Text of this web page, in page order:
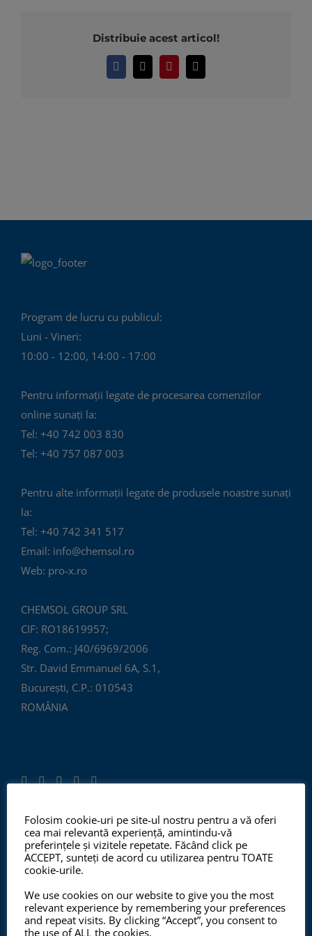
Distribuie acest articol!
Facebook
X Pinterest
E-
mail:
Program de lucru cu publicul:
Luni - Vineri:
10:00 - 12:00, 14:00 - 17:00
Pentru informații legate de procesarea comenzilor
online sunați la:
Tel: +40 742 003 830
Tel: +40 757 087 003
Pentru alte informații legate de produsele noastre sunați
la:
Tel: +40 742 341 517
Email: info@chemsol.ro
Web: pro-x.ro
CHEMSOL GROUP SRL
CIF: RO18619957;
Reg. Com.: J40/6969/2006
Str. David Emmanuel 6A, S.1,
București, C.P.: 010543
ROMÂNIA
ISO 9001:2015, ISO 14001:2015
Începând cu anul 2012, ChemSol Group deține
Certificatul Sistemului de Management al Calității
Folosim cookie-uri pe site-ul nostru pentru a vă oferi
cea mai relevantă experiență, amintindu-vă
preferințele și vizitele repetate. Făcând click pe
ACCEPT, sunteți de acord cu utilizarea pentru TOATE
cookie-urile.
We use cookies on our website to give you the most
relevant experience by remembering your preferences
and repeat visits. By clicking “Accept”, you consent to
the use of ALL the cookies.